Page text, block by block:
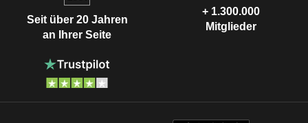
Seit über 20 Jahren
an Ihrer Seite
+ 1.300.000
Mitglieder